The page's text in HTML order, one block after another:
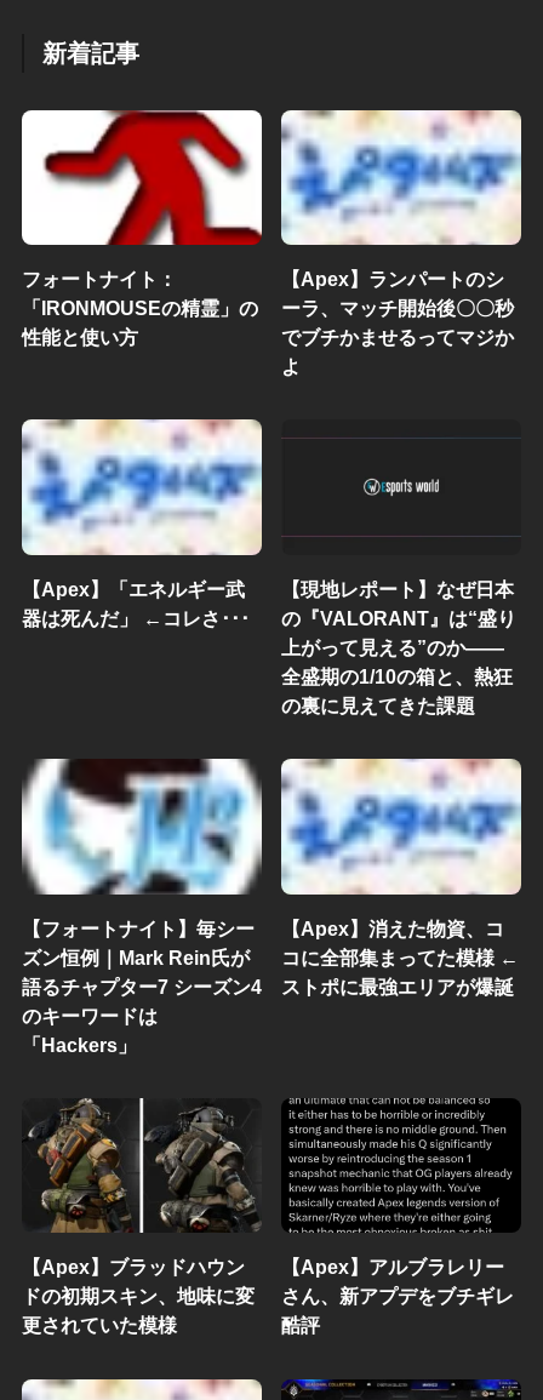
新着記事
フォートナイト：
「IRONMOUSEの精霊」の
性能と使い方
【Apex】ランパートのシ
ーラ、マッチ開始後〇〇秒
でブチかませるってマジか
よ
【Apex】「エネルギー武
器は死んだ」 ←コレさ･･･
【現地レポート】なぜ日本
の『VALORANT』は“盛り
上がって見える”のか——
全盛期の1/10の箱と、熱狂
の裏に見えてきた課題
【フォートナイト】毎シー
ズン恒例｜Mark Rein氏が
語るチャプター7 シーズン4
のキーワードは
「Hackers」
【Apex】消えた物資、コ
コに全部集まってた模様 ←
ストポに最強エリアが爆誕
【Apex】ブラッドハウン
ドの初期スキン、地味に変
更されていた模様
【Apex】アルブラレリー
さん、新アプデをブチギレ
酷評